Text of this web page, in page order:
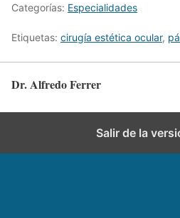
Categorías: Especialidades
Etiquetas: cirugía estética ocular,
Dr. Alfredo Ferrer
Salir de la